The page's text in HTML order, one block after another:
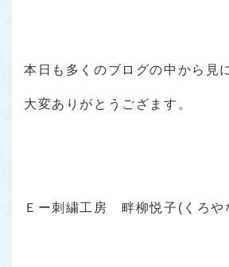
本日も多くのブログの中から見
大変ありがとうござます。
Ｅー刺繍工房 畔柳悦子(くろ